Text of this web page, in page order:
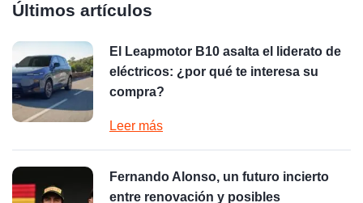
Últimos artículos
El Leapmotor B10 asalta el liderato de
eléctricos: ¿por qué te interesa su
compra?
Leer más
Fernando Alonso, un futuro incierto
entre renovación y posibles